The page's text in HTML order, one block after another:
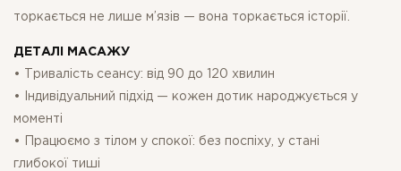
торкається не лише м’язів — вона торкається історії.
ДЕТАЛІ МАСАЖУ
• Тривалість сеансу: від 90 до 120 хвилин
• Індивідуальний підхід — кожен дотик народжується у
моменті
• Працюємо з тілом у спокої: без поспіху, у стані
глибокої тиші